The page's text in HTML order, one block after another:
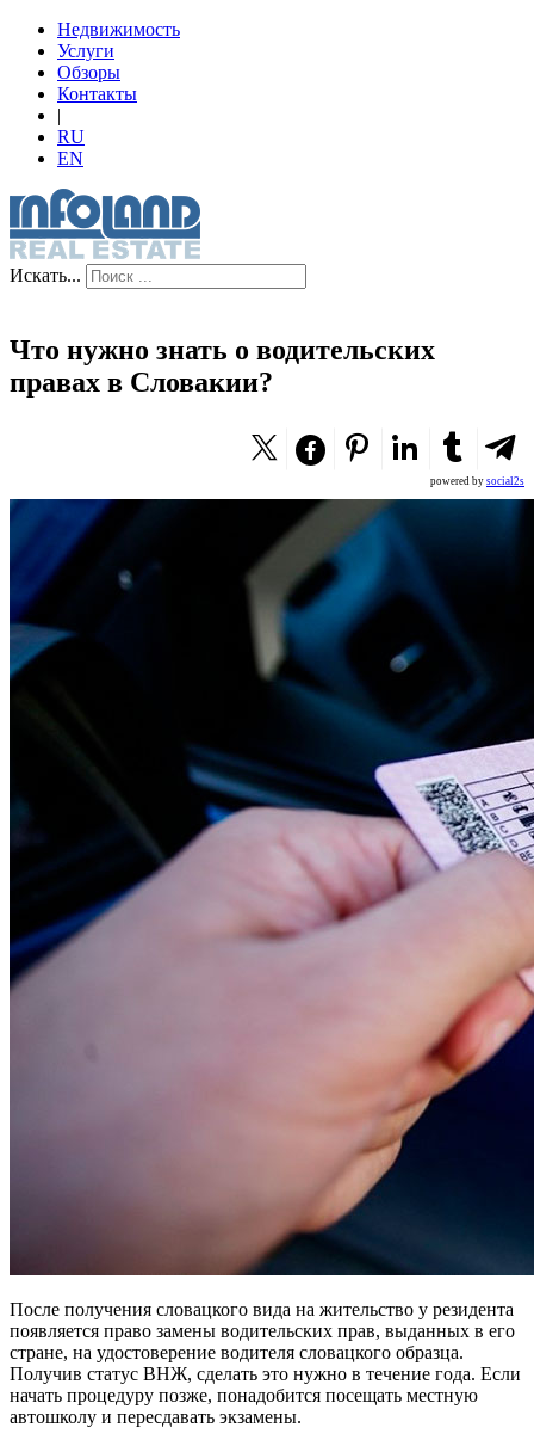
Недвижимость
Услуги
Обзоры
Контакты
|
RU
EN
Искать...
Что нужно знать о водительских
правах в Словакии?
powered by social2s
После получения словацкого вида на жительство у резидента
появляется право замены водительских прав, выданных в его
стране, на удостоверение водителя словацкого образца.
Получив статус ВНЖ, сделать это нужно в течение года. Если
начать процедуру позже, понадобится посещать местную
автошколу и пересдавать экзамены.